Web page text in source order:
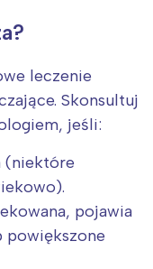
leczenie
Skonsultuj
jeśli:
(niektóre
pojawia
powiększone